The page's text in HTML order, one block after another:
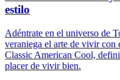
estilo
Adéntrate en el universo de
veraniega el arte de vivir
Classic American Cool,
placer de vivir bien.